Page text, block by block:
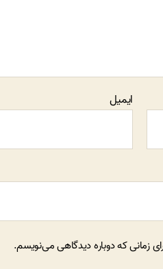
ایمیل
زمانی که دوباره دیدگاهی می‌نویسم.